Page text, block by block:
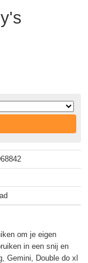
om je eigen
in een snij en
Gemini, Double do xl